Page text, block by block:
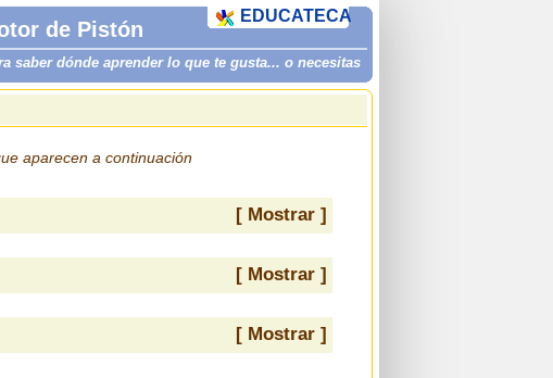
de Pistón
saber dónde aprender lo que te gusta... o necesitas
EDUCATECA
aparecen a continuación
[ Mostrar ]
[ Mostrar ]
[ Mostrar ]